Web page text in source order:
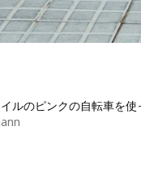
ルのピンクの自転車を